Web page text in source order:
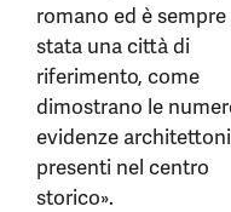
romano ed è sempre
stata una città di
riferimento, come
dimostrano le
evidenze
presenti nel centro
storico».